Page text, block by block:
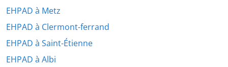
EHPAD à Metz
EHPAD à Clermont-ferrand
EHPAD à Saint-Étienne
EHPAD à Albi